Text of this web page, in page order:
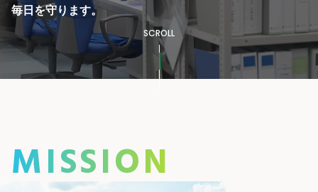
毎日を守ります。
SCROLL
MISSION